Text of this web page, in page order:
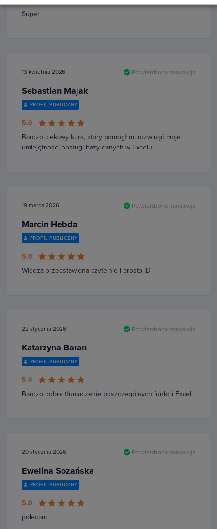
Super
13 kwietnia 2026 Potwierdzona transakcja
Sebastian Majak
PROFIL PUBLICZNY
5.0
Bardzo ciekawy kurs, który pomógł mi rozwinąć moje
umiejętności obsługi bazy danych w Excelu.
19 marca 2026 Potwierdzona transakcja
Marcin Hebda
PROFIL PUBLICZNY
5.0
Wiedza przedstawiona czytelnie i prosto :D
22 stycznia 2026 Potwierdzona transakcja
Katarzyna Baran
PROFIL PUBLICZNY
5.0
Bardzo dobre tłumaczenie poszczególnych funkcji Excel
20 stycznia 2026 Potwierdzona transakcja
Ewelina Sozańska
PROFIL PUBLICZNY
5.0
polecam